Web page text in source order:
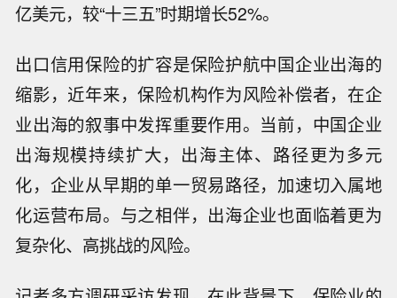
亿美元，较“十三五”时期增长52%。
出口信用保险的扩容是保险护航中国企业出海的
缩影，近年来，保险机构作为风险补偿者，在企
业出海的叙事中发挥重要作用。当前，中国企业
出海规模持续扩大，出海主体、路径更为多元
化，企业从早期的单一贸易路径，加速切入属地
化运营布局。与之相伴，出海企业也面临着更为
复杂化、高挑战的风险。